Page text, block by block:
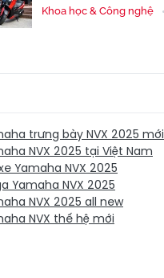
Khoa học & Công nghệ
trưng bày NVX 2025 mới
NVX 2025 tại Việt Nam
Yamaha NVX 2025
Yamaha NVX 2025
NVX 2025 all new
NVX thế hệ mới